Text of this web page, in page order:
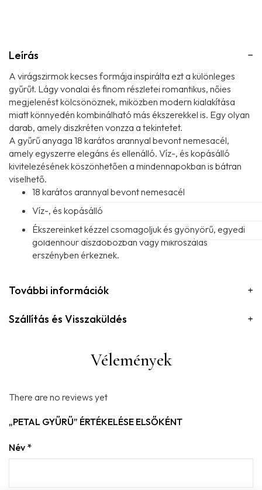
Leírás
A virágszirmok kecses formája inspirálta ezt a különleges
gyűrűt. Lágy vonalai és finom részletei romantikus, nőies
megjelenést kölcsönöznek, miközben modern kialakítása
miatt könnyedén kombinálható más ékszerekkel is. Egy olyan
darab, amely diszkréten vonzza a tekintetet.
A gyűrű anyaga 18 karátos arannyal bevont nemesacél,
amely egyszerre elegáns és ellenálló. Víz-, és kopásálló
kivitelezésének köszönhetően a mindennapokban is bátran
viselhető.
18 karátos arannyal bevont nemesacél
Víz-, és kopásálló
Ékszereinket kézzel csomagoljuk és gyönyörű, egyedi
goldenhour díszdobozban vagy mikroszálas
erszényben érkeznek.
További információk
Szállítás és Visszaküldés
Vélemények
There are no reviews yet
„PETAL GYŰRŰ” ÉRTÉKELÉSE ELSŐKÉNT
Név *